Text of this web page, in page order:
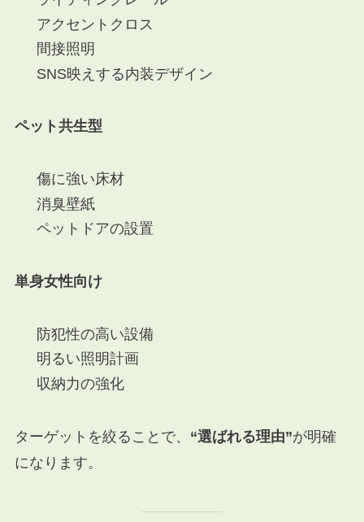
アクセントクロス
間接照明
SNS映えする内装デザイン
ペット共生型
傷に強い床材
消臭壁紙
ペットドアの設置
単身女性向け
防犯性の高い設備
明るい照明計画
収納力の強化
ターゲットを絞ることで、 “選ばれる理由”が明確
になります。